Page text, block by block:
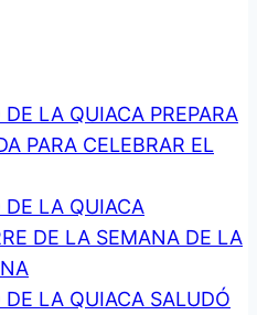
LA QUIACA PREPARA
PARA CELEBRAR EL
LA QUIACA
DE LA SEMANA DE LA
LA QUIACA SALUDÓ